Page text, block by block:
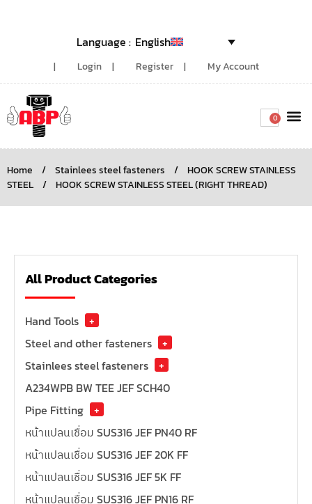
English
Login Register My Account
0
Home / Stainlees steel fasteners /
HOOK SCREW STAINLESS
STEEL
/ HOOK SCREW STAINLESS STEEL (RIGHT THREAD)
All Product Categories
Hand Tools
+
Steel and other fasteners
+
Stainlees steel fasteners
+
A234WPB BW TEE JEF SCH40
Pipe Fitting
+
หน้าแปลนเชื่อม SUS316 JEF PN40 RF
หน้าแปลนเชื่อม SUS316 JEF 20K FF
หน้าแปลนเชื่อม SUS316 JEF 5K FF
หน้าแปลนเชื่อม SUS316 JEF PN16 RF